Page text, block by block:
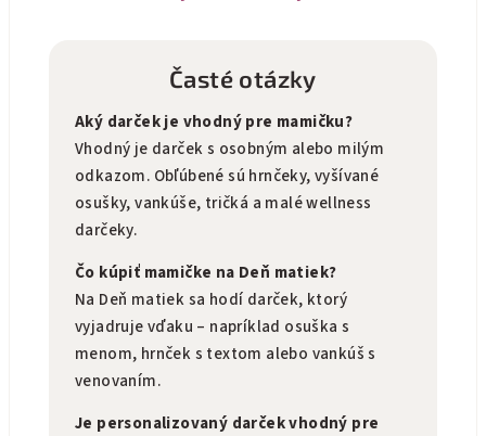
Časté otázky
Aký darček je vhodný pre mamičku?
Vhodný je darček s osobným alebo milým
odkazom. Obľúbené sú hrnčeky, vyšívané
osušky, vankúše, tričká a malé wellness
darčeky.
Čo kúpiť mamičke na Deň matiek?
Na Deň matiek sa hodí darček, ktorý
vyjadruje vďaku – napríklad osuška s
menom, hrnček s textom alebo vankúš s
venovaním.
Je personalizovaný darček vhodný pre